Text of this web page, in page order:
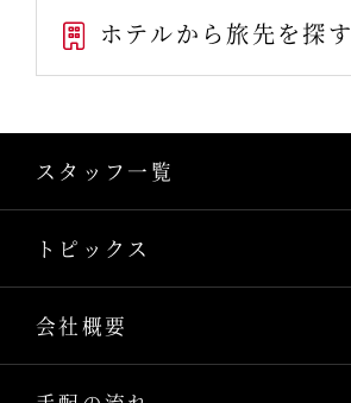
ホテルから旅先を探す
スタッフ一覧
トピックス
会社概要